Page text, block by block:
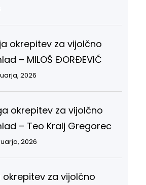
okrepitev za vijolčno
– MILOŠ ĐORĐEVIĆ
2026
okrepitev za vijolčno
– Teo Kralj Gregorec
2026
okrepitev za vijolčno